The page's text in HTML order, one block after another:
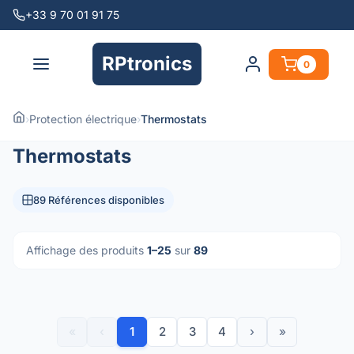
+33 9 70 01 91 75
RPtronics 0
›Protection électrique›Thermostats
Thermostats
89 Références disponibles
Affichage des produits 1–25 sur 89
1 2 3 4 › »